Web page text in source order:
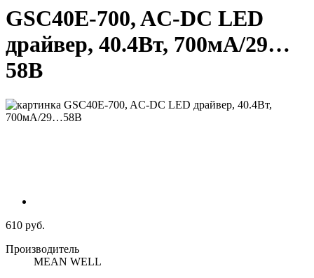
GSC40E-700, AC-DC LED
драйвер, 40.4Вт, 700мА/29…
58В
610 руб.
Производитель
MEAN WELL